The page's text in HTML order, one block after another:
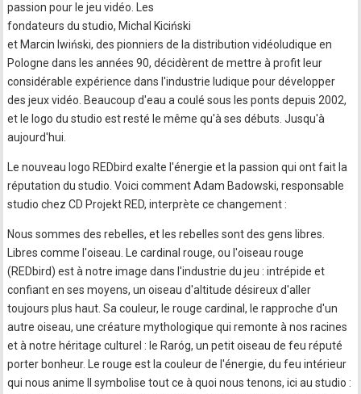
passion pour le jeu vidéo. Les
fondateurs du studio, Michal Kiciński
et Marcin Iwiński, des pionniers de la distribution vidéoludique en
Pologne dans les années 90, décidèrent de mettre à profit leur
considérable expérience dans l'industrie ludique pour développer
des jeux vidéo. Beaucoup d'eau a coulé sous les ponts depuis 2002,
et le logo du studio est resté le même qu'à ses débuts. Jusqu'à
aujourd'hui.
Le nouveau logo REDbird exalte l'énergie et la passion qui ont fait la
réputation du studio. Voici comment Adam Badowski, responsable
studio chez CD Projekt RED, interprète ce changement :
Nous sommes des rebelles, et les rebelles sont des gens libres.
Libres comme l'oiseau. Le cardinal rouge, ou l'oiseau rouge
(REDbird) est à notre image dans l'industrie du jeu : intrépide et
confiant en ses moyens, un oiseau d'altitude désireux d'aller
toujours plus haut. Sa couleur, le rouge cardinal, le rapproche d'un
autre oiseau, une créature mythologique qui remonte à nos racines
et à notre héritage culturel : le Raróg, un petit oiseau de feu réputé
porter bonheur. Le rouge est la couleur de l'énergie, du feu intérieur
qui nous anime Il symbolise tout ce à quoi nous tenons, ici au studio :